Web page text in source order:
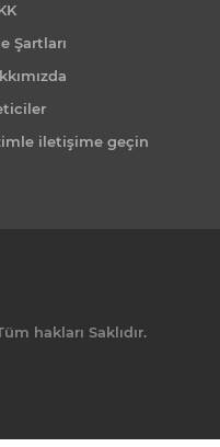
Şartları
iletişime geçin
hakları Saklıdır.